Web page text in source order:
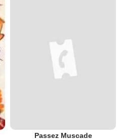
Passez Muscade